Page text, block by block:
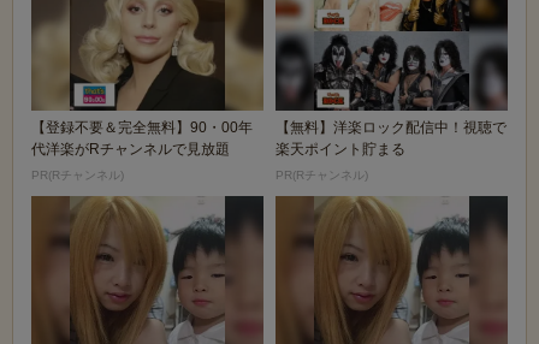
【登録不要＆完全無料】90・00年
代洋楽がRチャンネルで見放題
PR(Rチャンネル)
【無料】洋楽ロック配信中！視聴で
楽天ポイント貯まる
PR(Rチャンネル)